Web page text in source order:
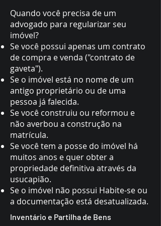
Quando você precisa de um
advogado para regularizar seu
imóvel?
Se você possui apenas um contrato
de compra e venda ("contrato de
gaveta").
Se o imóvel está no nome de um
antigo proprietário ou de uma
pessoa já falecida.
Se você construiu ou reformou e
não averbou a construção na
matrícula.
Se você tem a posse do imóvel há
muitos anos e quer obter a
propriedade definitiva através da
usucapião.
Se o imóvel não possui Habite-se ou
a documentação está desatualizada.
Inventário e Partilha de Bens